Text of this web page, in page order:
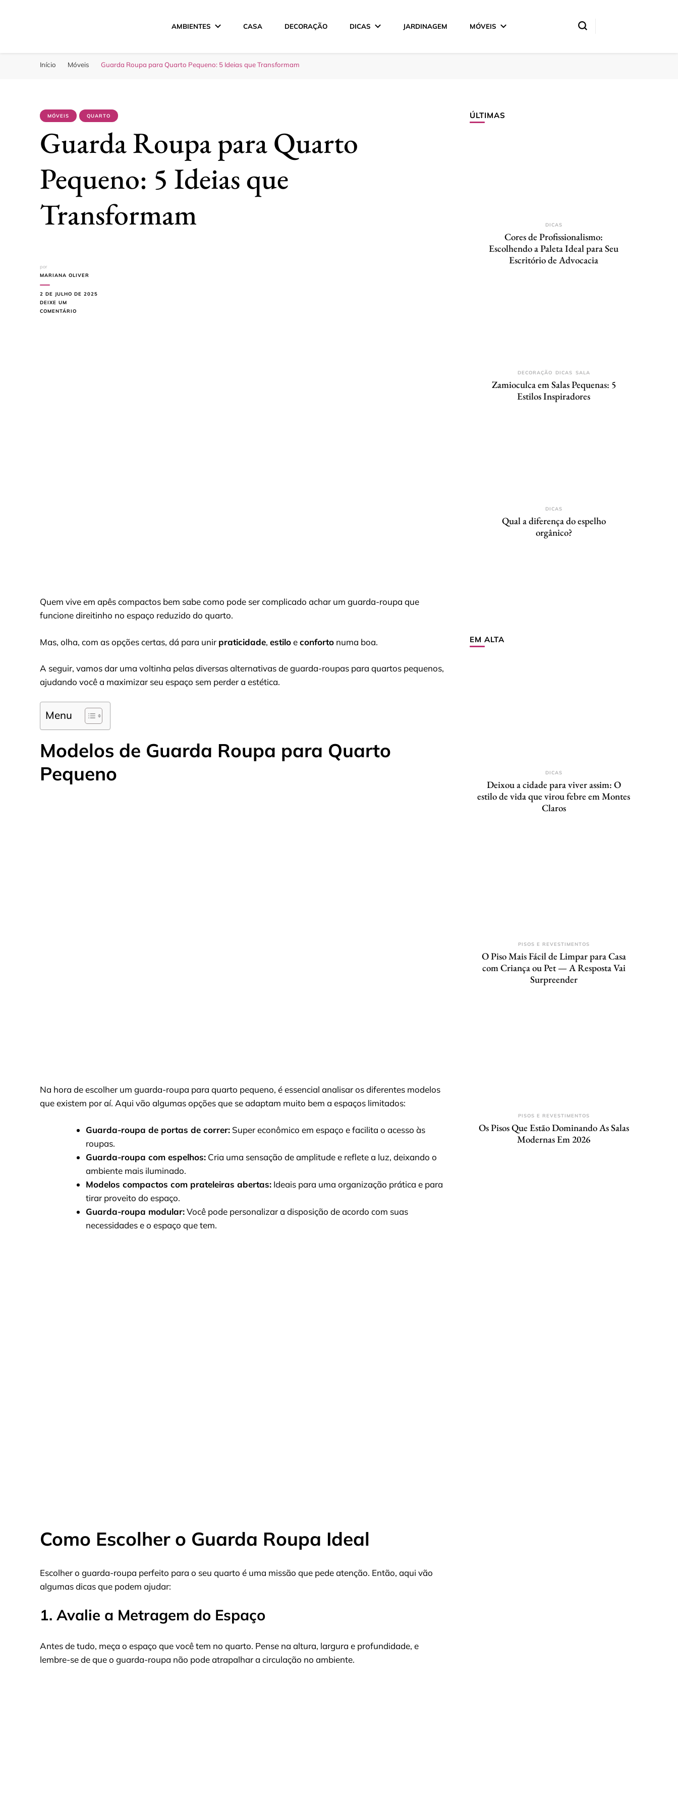
Sua Melhor Decoração
AMBIENTES CASA DECORAÇÃO DICAS JARDINAGEM MÓVEIS
Início Móveis Guarda Roupa para Quarto Pequeno: 5 Ideias que Transformam
MÓVEIS QUARTO
Guarda Roupa para Quarto
Pequeno: 5 Ideias que
Transformam
por
MARIANA OLIVER
2 DE JULHO DE 2025
DEIXE UM
COMENTÁRIO
Quem vive em apês compactos bem sabe como pode ser complicado achar um guarda-roupa que
funcione direitinho no espaço reduzido do quarto.
Mas, olha, com as opções certas, dá para unir praticidade, estiloeconforto numa boa.
A seguir, vamos dar uma voltinha pelas diversas alternativas de guarda-roupas para quartos pequenos,
ajudando você a maximizar seu espaço sem perder a estética.
Menu
Modelos de Guarda Roupa para Quarto
Pequeno
Na hora de escolher um guarda-roupa para quarto pequeno, é essencial analisar os diferentes modelos
que existem por aí. Aqui vão algumas opções que se adaptam muito bem a espaços limitados:
Guarda-roupa de portas de correr: Super econômico em espaço e facilita o acesso às
roupas.
Guarda-roupa com espelhos: Cria uma sensação de amplitude e reflete a luz, deixando o
ambiente mais iluminado.
Modelos compactos com prateleiras abertas: Ideais para uma organização prática e para
tirar proveito do espaço.
Guarda-roupa modular:Você pode personalizar a disposição de acordo com suas
necessidades e o espaço que tem.
Como Escolher o Guarda Roupa Ideal
Escolher o guarda-roupa perfeito para o seu quarto é uma missão que pede atenção. Então, aqui vão
algumas dicas que podem ajudar:
1. Avalie a Metragem do Espaço
Antes de tudo, meça o espaço que você tem no quarto. Pense na altura, largura e profundidade, e
lembre-se de que o guarda-roupa não pode atrapalhar a circulação no ambiente.
ÚLTIMAS
DICAS
Cores de Profissionalismo:
Escolhendo a Paleta Ideal para Seu
Escritório de Advocacia
DECORAÇÃO DICAS SALA
Zamioculca em Salas Pequenas: 5
Estilos Inspiradores
DICAS
Qual a diferença do espelho
orgânico?
EM ALTA
DICAS
Deixou a cidade para viver assim: O
estilo de vida que virou febre em Montes
Claros
PISOS E REVESTIMENTOS
O Piso Mais Fácil de Limpar para Casa
com Criança ou Pet — A Resposta Vai
Surpreender
PISOS E REVESTIMENTOS
Os Pisos Que Estão Dominando As Salas
Modernas Em 2026